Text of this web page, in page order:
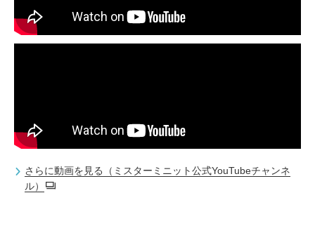
さらに動画を見る（ミスターミニット公式YouTubeチャンネ
ル）